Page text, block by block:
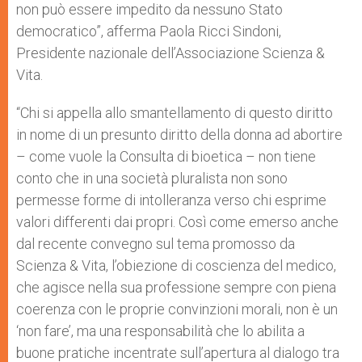
non può essere impedito da nessuno Stato
democratico”, afferma Paola Ricci Sindoni,
Presidente nazionale dell’Associazione Scienza &
Vita.
“Chi si appella allo smantellamento di questo diritto
in nome di un presunto diritto della donna ad abortire
– come vuole la Consulta di bioetica – non tiene
conto che in una società pluralista non sono
permesse forme di intolleranza verso chi esprime
valori differenti dai propri. Così come emerso anche
dal recente convegno sul tema promosso da
Scienza & Vita, l’obiezione di coscienza del medico,
che agisce nella sua professione sempre con piena
coerenza con le proprie convinzioni morali, non è un
‘non fare’, ma una responsabilità che lo abilita a
buone pratiche incentrate sull’apertura al dialogo tra